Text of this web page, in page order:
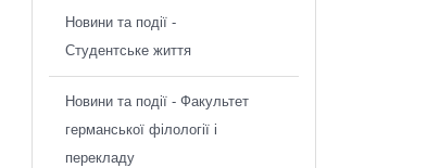
Новини та події -
Студентське життя
Новини та події - Факультет
германської філології і
перекладу